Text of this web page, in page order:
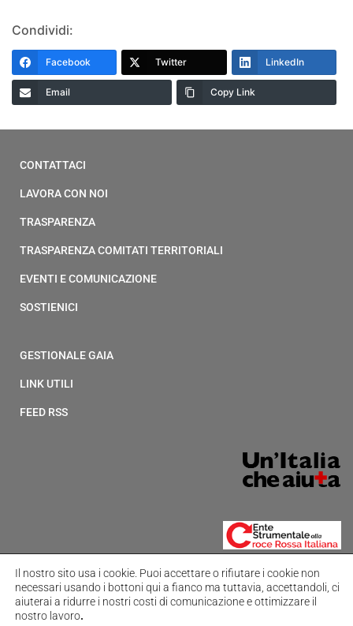
Condividi:
Facebook Twitter LinkedIn
Email Copy Link
CONTATTACI
LAVORA CON NOI
TRASPARENZA
TRASPARENZA COMITATI TERRITORIALI
EVENTI E COMUNICAZIONE
SOSTIENICI
GESTIONALE GAIA
LINK UTILI
FEED RSS
Il nostro sito usa i cookie. Puoi accettare o rifiutare i cookie non
necessari usando i bottoni qui a fianco ma tuttavia, accettandoli, ci
aiuterai a ridurre i nostri costi di comunicazione e ottimizzare il
nostro lavoro.